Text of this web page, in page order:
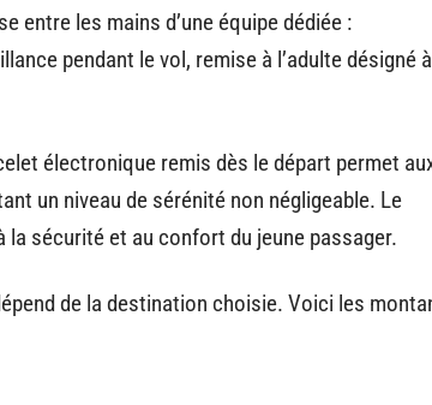
entre les mains d’une équipe dédiée :
pendant le vol, remise à l’adulte désigné à
électronique remis dès le départ permet
un niveau de sérénité non négligeable. Le
sécurité et au confort du jeune passager.
de la destination choisie. Voici les